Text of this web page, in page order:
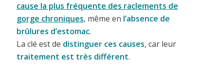
cause la plus fréquente des raclements de
gorge chroniques, même en l’absence de
brûlures d’estomac.
La clé est de distinguer ces causes, car leur
traitement est très différent.